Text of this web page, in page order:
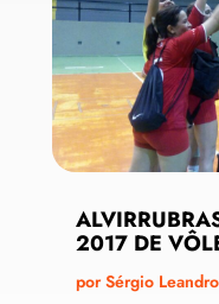
2017 DE
porSérgio Leandro